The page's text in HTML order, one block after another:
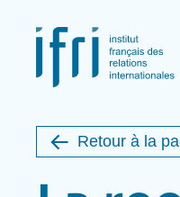
contenu
principal
Retour à la